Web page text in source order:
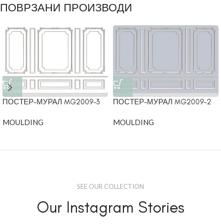
ПОВРЗАНИ ПРОИЗВОДИ
ПОСТЕР-МУРАЛ MG2009-3
MOULDING
ПОСТЕР-МУРАЛ MG2009-2
MOULDING
SEE OUR COLLECTION
Our Instagram Stories